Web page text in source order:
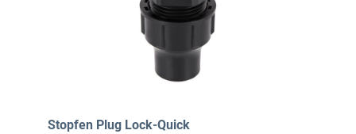
Stopfen Plug Lock-Quick